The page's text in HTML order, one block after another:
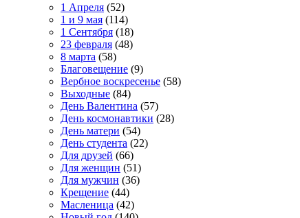
1 Апреля (52)
1 и 9 мая (114)
1 Сентября (18)
23 февраля (48)
8 марта (58)
Благовещение (9)
Вербное воскресенье (58)
Выходные (84)
День Валентина (57)
День космонавтики (28)
День матери (54)
День студента (22)
Для друзей (66)
Для женщин (51)
Для мужчин (36)
Крещение (44)
Масленица (42)